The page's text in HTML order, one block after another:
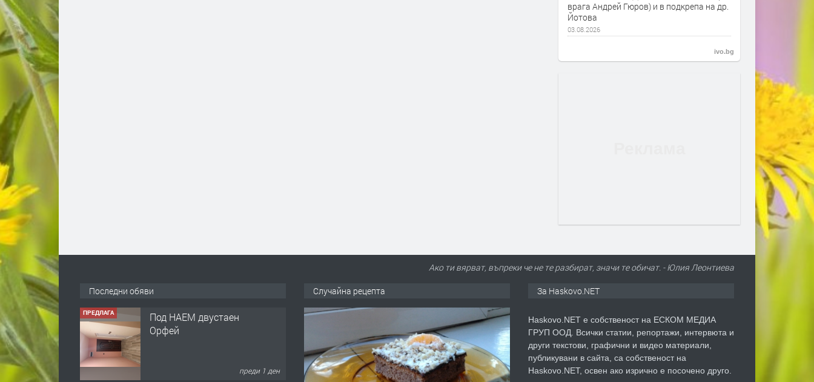
врага Андрей Гюров) и в подкрепа на др.
Йотова
03.08.2026
ivo.bg
Ако ти вярват, въпреки че не те разбират, значи те обичат. - Юлия Леонтиева
Последни обяви
ПРЕДЛАГА
Под НАЕМ двустаен
Орфей
преди 1 ден
Случайна рецепта За Haskovo.NET
Haskovo.NET е собственост на ЕСКОМ МЕДИА
ГРУП ООД. Всички статии, репортажи, интервюта и
други текстови, графични и видео материали,
публикувани в сайта, са собственост на
Haskovo.NET, освен ако изрично е посочено друго.